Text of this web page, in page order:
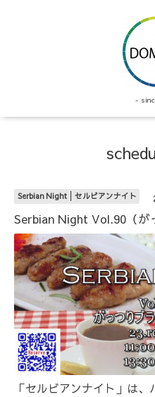
-
Serbian Night│セルビアンナイト
Serbian Night Vol.90（が
「セルビアンナイト」は